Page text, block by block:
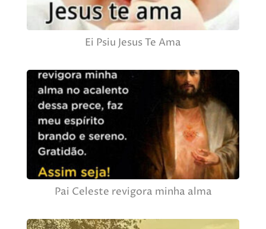
Ei Psiu Jesus Te Ama
Pai Celeste revigora minha alma